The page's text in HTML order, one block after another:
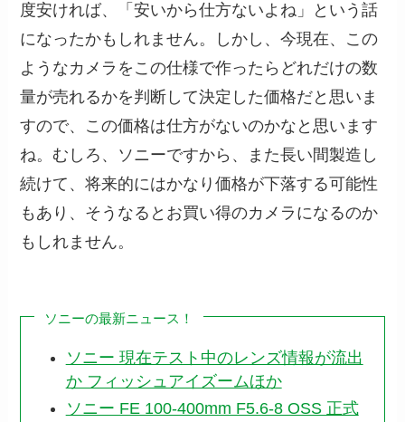
度安ければ、「安いから仕方ないよね」という話
になったかもしれません。しかし、今現在、この
ようなカメラをこの仕様で作ったらどれだけの数
量が売れるかを判断して決定した価格だと思いま
すので、この価格は仕方がないのかなと思います
ね。むしろ、ソニーですから、また長い間製造し
続けて、将来的にはかなり価格が下落する可能性
もあり、そうなるとお買い得のカメラになるのか
もしれません。
ソニーの最新ニュース！
ソニー 現在テスト中のレンズ情報が流出
か フィッシュアイズームほか
ソニー FE 100-400mm F5.6-8 OSS 正式